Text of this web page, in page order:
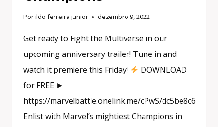
Porildo ferreira junior dezembro 9, 2022
Get ready to Fight the Multiverse in our
upcoming anniversary trailer! Tune in and
watch it premiere this Friday!
DOWNLOAD
for FREE ►
https://marvelbattle.onelink.me/cPwS/dc5be8c6
Enlist with Marvel’s mightiest Champions in